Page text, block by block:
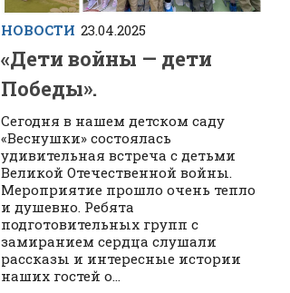
НОВОСТИ 23.04.2025
«Дети войны — дети
Победы».
Сегодня в нашем детском саду
«Веснушки» состоялась
удивительная встреча с детьми
Великой Отечественной войны.
Мероприятие прошло очень тепло
и душевно. Ребята
подготовительных групп с
замиранием сердца слушали
рассказы и интересные истории
наших гостей о...